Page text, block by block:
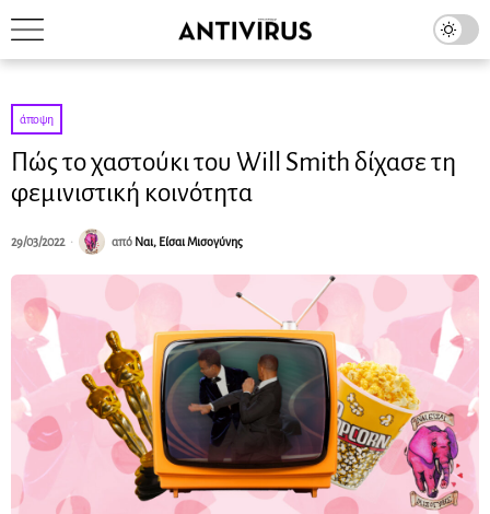
άποψη
Πώς το χαστούκι του Will Smith δίχασε τη
φεμινιστική κοινότητα
29/03/2022 από Ναι, Είσαι Μισογύνης